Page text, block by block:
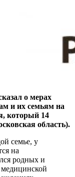
о мерах
и их семьям на
который 14
область).
семье, у
на
родных и